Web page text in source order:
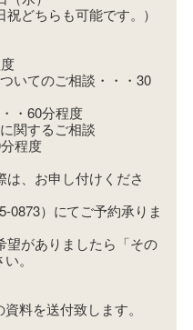
どちらも可能です。）
いてのご相談・・・30
・60分程度
関するご相談
程度
、お申し付けくださ
0873）にてご予約承りま
望がありましたら「その
。
料を送付致します。